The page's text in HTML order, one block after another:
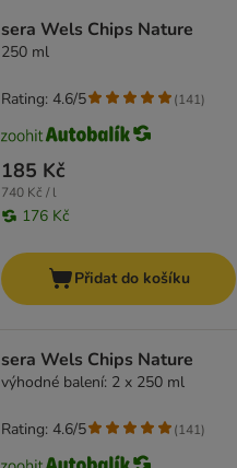
sera Wels Chips Nature
250 ml
185 Kč
740 Kč / l
176 Kč
Rating: 4.6/5 (141)
Přidat do košíku
sera Wels Chips Nature
výhodné balení: 2 x 250 ml
Rating: 4.6/5 (141)